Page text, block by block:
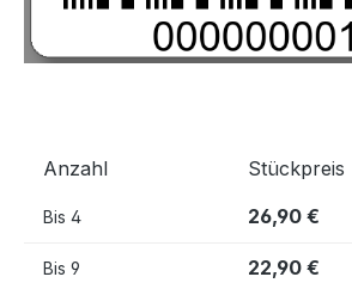
Anzahl Stückpreis
Bis 4 26,90 €
Bis 9 22,90 €